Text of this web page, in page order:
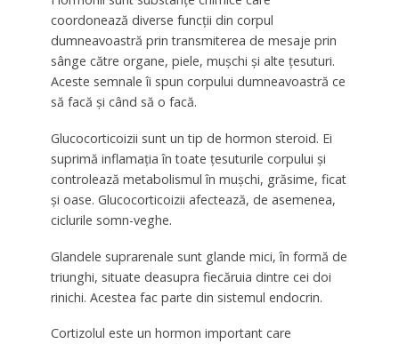
coordonează diverse funcții din corpul
dumneavoastră prin transmiterea de mesaje prin
sânge către organe, piele, mușchi și alte țesuturi.
Aceste semnale îi spun corpului dumneavoastră ce
să facă și când să o facă.
Glucocorticoizii sunt un tip de hormon steroid. Ei
suprimă inflamația în toate țesuturile corpului și
controlează metabolismul în mușchi, grăsime, ficat
și oase. Glucocorticoizii afectează, de asemenea,
ciclurile somn-veghe.
Glandele suprarenale sunt glande mici, în formă de
triunghi, situate deasupra fiecăruia dintre cei doi
rinichi. Acestea fac parte din sistemul endocrin.
Cortizolul este un hormon important care